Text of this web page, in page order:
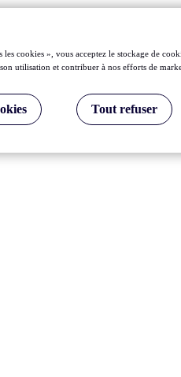
cookies », vous acceptez le stockage de
utilisation et contribuer à nos efforts de
Tout refuser